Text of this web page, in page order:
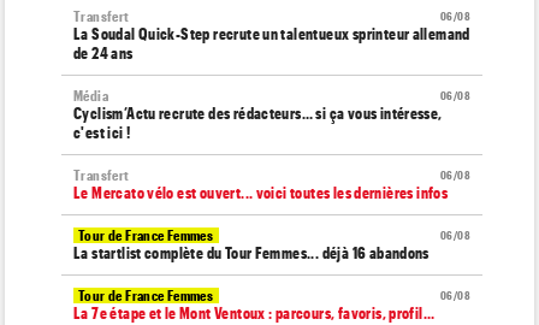
06/08
Transfert
La Soudal Quick-Step recrute un talentueux sprinteur allemand
de 24 ans
06/08
Média
Cyclism’Actu recrute des rédacteurs… si ça vous intéresse,
c'est ici !
06/08
Transfert
Le Mercato vélo est ouvert... voici toutes les dernières infos
06/08
Tour de France Femmes
La startlist complète du Tour Femmes... déjà 16 abandons
06/08
Tour de France Femmes
La 7e étape et le Mont Ventoux : parcours, favoris, profil…